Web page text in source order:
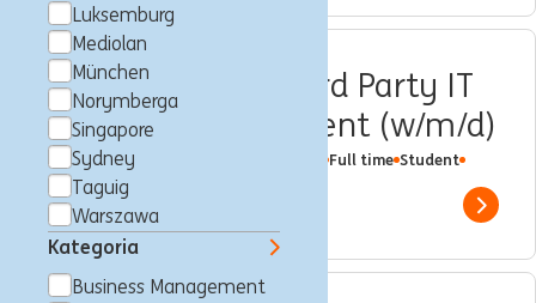
Luksemburg
Mediolan
München
Norymberga
Singapore
Sydney
Taguig
Warszawa
Kategoria
Business Management
Praktikant CISO Third Party IT
Security Management (w/m/d)
Frankfurt nad Menem, Niemcy Full time Student
ING Bank
Show